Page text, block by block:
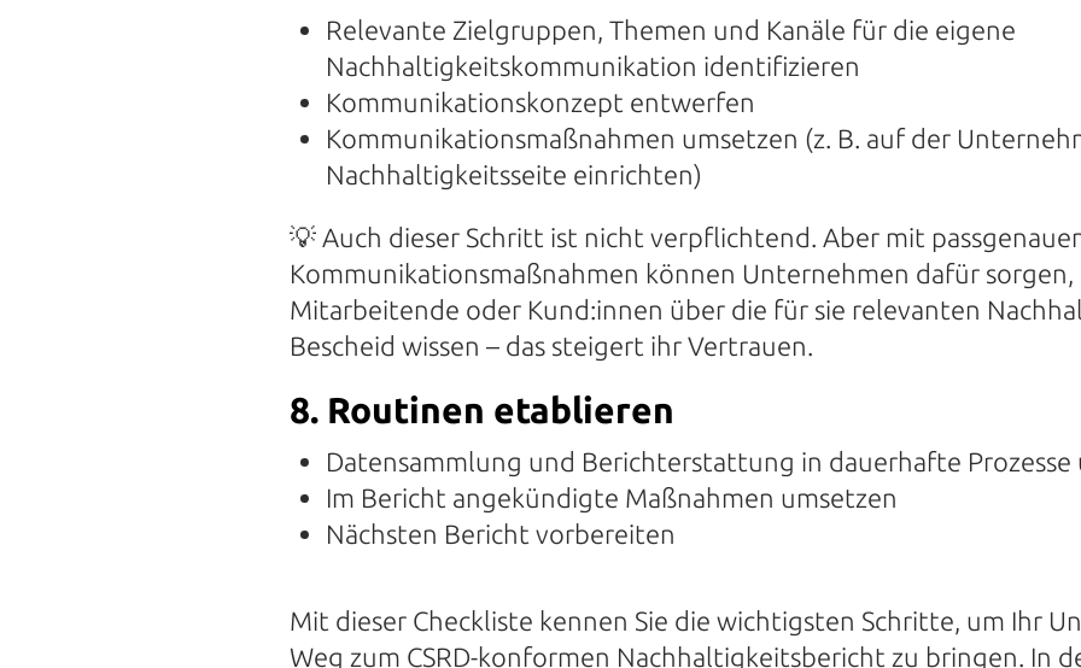
Relevante Zielgruppen, Themen und Kanäle für die eigene
Nachhaltigkeitskommunikation identifizieren
Kommunikationskonzept entwerfen
Kommunikationsmaßnahmen umsetzen (z. B. auf der
Nachhaltigkeitsseite einrichten)
💡 Auch dieser Schritt ist nicht verpflichtend. Aber mit
Kommunikationsmaßnahmen können Unternehmen dafür sorgen,
Mitarbeitende oder Kund:innen über die für sie relevanten
Bescheid wissen – das steigert ihr Vertrauen.
8. Routinen etablieren
Datensammlung und Berichterstattung in dauerhafte
Im Bericht angekündigte Maßnahmen umsetzen
Nächsten Bericht vorbereiten
Mit dieser Checkliste kennen Sie die wichtigsten Schritte, um Ihr
Weg zum CSRD-konformen Nachhaltigkeitsbericht zu bringen. In